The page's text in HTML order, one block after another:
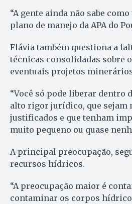
“A gente ainda não sabe
plano de manejo da APA do
Flávia também questiona a
técnicas consolidadas sobre
eventuais projetos
“Você só pode liberar dentro
alto rigor jurídico, que sejam
justificados e que tenham
muito pequeno ou quase
A principal preocupação,
recursos hídricos.
“A preocupação maior é
contaminar os corpos